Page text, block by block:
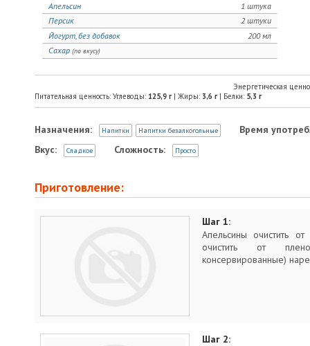
1 штука
Апельсин
2 штуки
Персик
200 мл
Йогурт, без добавок
Сахар (по вкусу)
Энергетическая
Питательная ценность: Углеводы: 125,9 г| Жиры: 3,6 г| Белки: 5,3 г
Назначения: Напитки Напитки безалкогольные
Время
Вкус:
Сладкое Сложность: Просто
Приготовление:
Шаг 1:
Апельсины очистить
очистить от
консервированные)
Шаг 2: